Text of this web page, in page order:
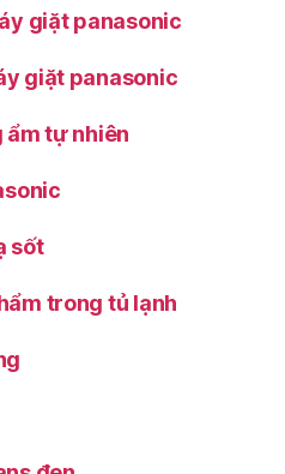
giặt panasonic
giặt panasonic
ẩm tự nhiên
sốt
trong tủ lạnh